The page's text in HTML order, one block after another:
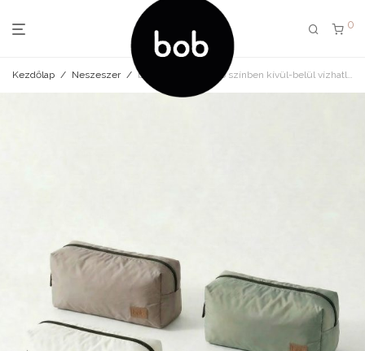
0
Kezdőlap / Neszeszer / bob neszeszer több színben kívül-belül vízhatlan